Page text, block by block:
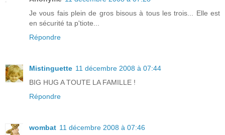
Je vous fais plein de gros bisous à tous les trois... Elle est
en sécurité ta p'tiote...
Répondre
Mistinguette 11 décembre 2008 à 07:44
BIG HUG A TOUTE LA FAMILLE !
Répondre
wombat 11 décembre 2008 à 07:46